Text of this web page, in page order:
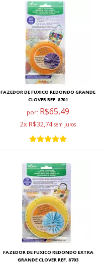
FAZEDOR DE FUXICO REDONDO GRANDE
CLOVER REF. 8701
por: R$65,49
2x R$32,74
FAZEDOR DE FUXICO REDONDO EXTRA
GRANDE CLOVER REF. 8703